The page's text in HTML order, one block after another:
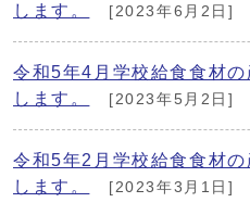
します。
[2023年6月2日]
令和5年4月学校給食食材
します。
[2023年5月2日]
令和5年2月学校給食食材
します。
[2023年3月1日]